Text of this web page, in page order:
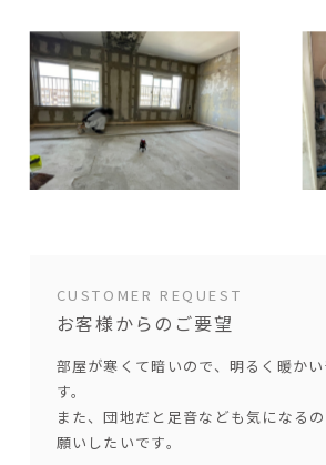
CUSTOMER REQUEST
お客様からのご要望
部屋が寒くて暗いので、明るく暖か
す。
また、団地だと足音なども気になる
願いしたいです。